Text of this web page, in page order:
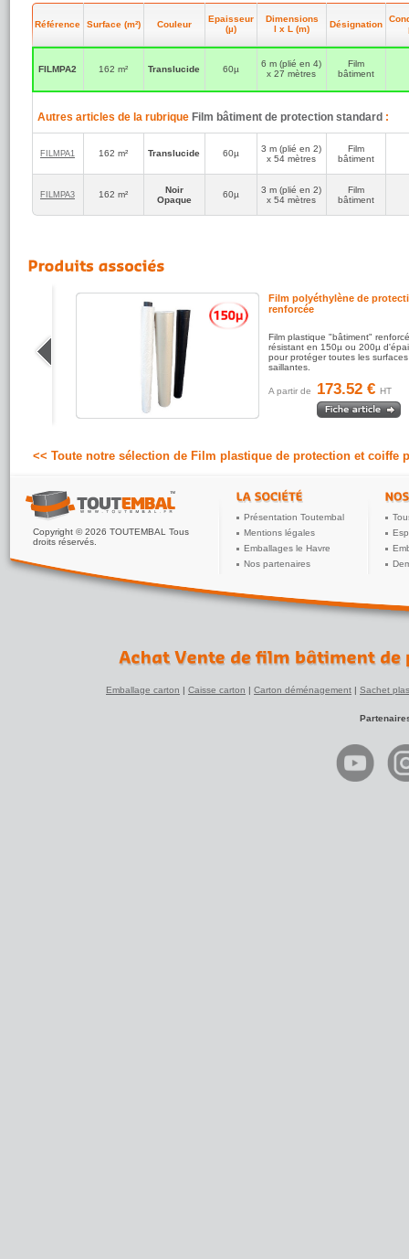
Film de
Référence Surface (m²) Couleur
Epaisseur
(µ)
Dimensions
l x L (m)
Désignation
FILMPA2 162 m² Translucide 60µ
6 m (plié en 4)
x 27 mètres
Film
bâtiment
Autres articles de la rubrique Film bâtiment de protection standard :
FILMPA1 162 m² Translucide 60µ
3 m (plié en 2)
x 54 mètres
Film
bâtiment
FILMPA3 162 m²
Noir
Opaque
60µ
3 m (plié en 2)
x 54 mètres
Film
bâtiment
Film polyéthylène de
renforcée
Film plastique "bâtiment"
résistant en 150µ ou 200µ
pour protéger toutes les
saillantes.
A partir de 173.52 € HT
<< Toute notre sélection de Film plastique de protection et coiffe
Copyright © 2026 TOUTEMBAL Tous
droits réservés.
Présentation Toutembal
Mentions légales
Emballages le Havre
Nos partenaires
Emballage carton | Caisse carton | Carton déménagement | Sachet